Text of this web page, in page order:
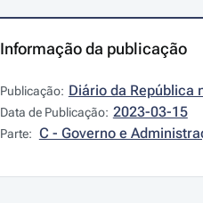
Informação da publicação
Publicação: Diário da República
Data de Publicação: 2023-03-15
Parte: C - Governo e